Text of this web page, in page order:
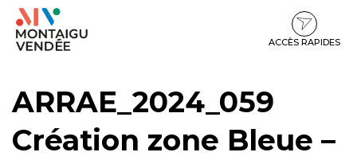
Gestion des traceurs
Aller
Aller
contenu
Aller
pied
ACCÈS RAPIDES
ARRAE_2024_059
Création zone Bleue –